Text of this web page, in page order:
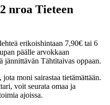
nroa Tieteen
erikoishintaan 7,90€ tai 6
päälle arvokkaan
jännittävän Tähtitaivas oppaan.
moni sairastaa tietämättään.
voit seurata omaa ja
ajoissa.